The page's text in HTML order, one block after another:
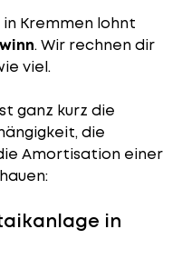
Kremmen lohnt
. Wir rechnen dir
viel.
ganz kurz die
die
Amortisation einer
in